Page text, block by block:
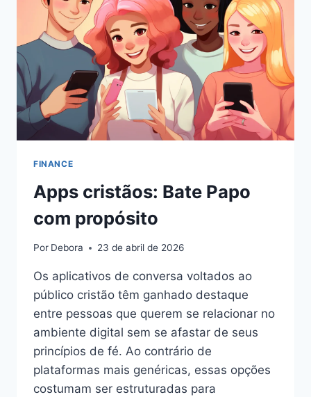
FINANCE
Apps cristãos: Bate Papo
com propósito
Por Debora 23 de abril de 2026
Os aplicativos de conversa voltados ao
público cristão têm ganhado destaque
entre pessoas que querem se relacionar no
ambiente digital sem se afastar de seus
princípios de fé. Ao contrário de
plataformas mais genéricas, essas opções
costumam ser estruturadas para